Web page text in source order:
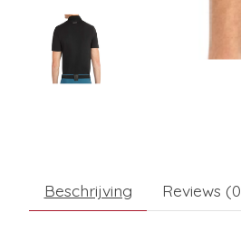
Beschrijving Reviews